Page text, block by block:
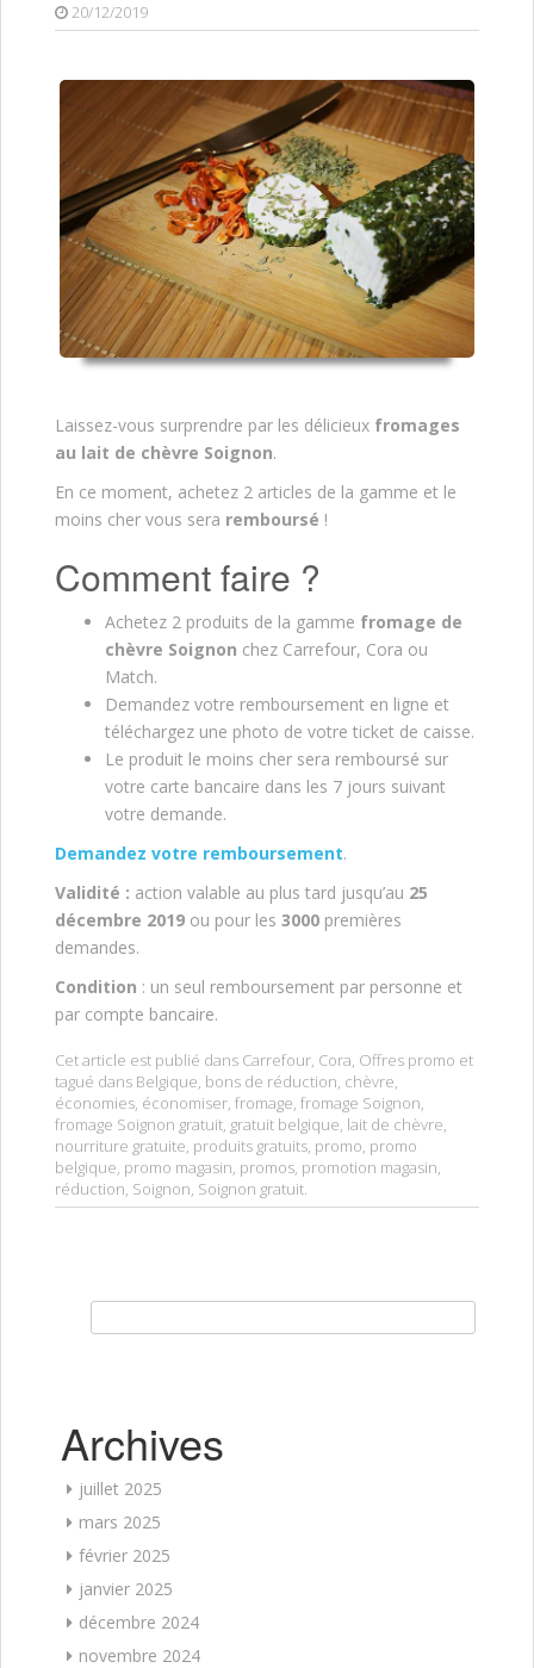
20/12/2019
Laissez-vous surprendre par les délicieux fromages
au lait de chèvre Soignon.
En ce moment, achetez 2 articles de la gamme et le
moins cher vous sera remboursé !
Comment faire ?
Achetez 2 produits de la gamme fromage de
chèvre Soignon chez Carrefour, Cora ou
Match.
Demandez votre remboursement en ligne et
téléchargez une photo de votre ticket de caisse.
Le produit le moins cher sera remboursé sur
votre carte bancaire dans les 7 jours suivant
votre demande.
Demandez votre remboursement.
Validité : action valable au plus tard jusqu’au 25
décembre 2019 ou pour les 3000 premières
demandes.
Condition : un seul remboursement par personne et
par compte bancaire.
Cet article est publié dans Carrefour, Cora, Offres promo et
tagué dans Belgique, bons de réduction, chèvre,
économies, économiser, fromage, fromage Soignon,
fromage Soignon gratuit, gratuit belgique, lait de chèvre,
nourriture gratuite, produits gratuits, promo, promo
belgique, promo magasin, promos, promotion magasin,
réduction, Soignon, Soignon gratuit.
Archives
juillet 2025
mars 2025
février 2025
janvier 2025
décembre 2024
novembre 2024